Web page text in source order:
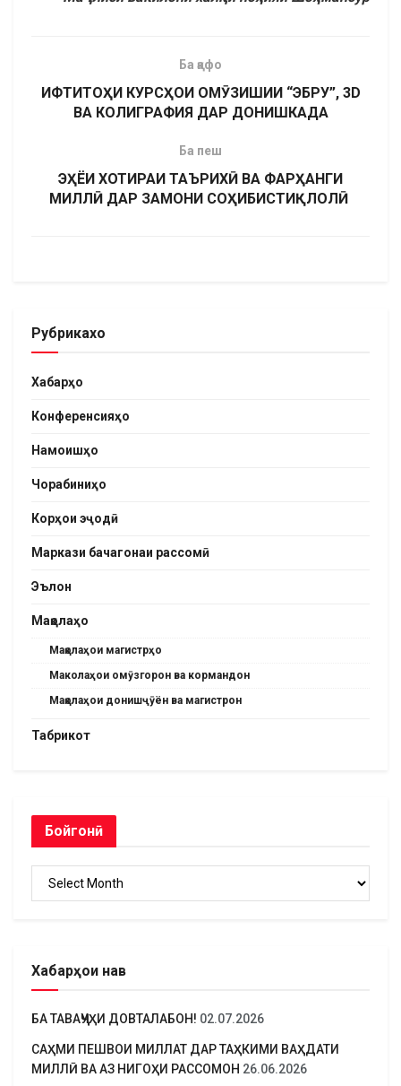
Ба қафо
ИФТИТОҲИ КУРСҲОИ ОМӮЗИШИИ “ЭБРУ”, 3D
ВА КОЛИГРАФИЯ ДАР ДОНИШКАДА
Ба пеш
ЭҲЁИ ХОТИРАИ ТАЪРИХӢ ВА ФАРҲАНГИ
МИЛЛӢ ДАР ЗАМОНИ СОҲИБИСТИҚЛОЛӢ
Рубрикахо
Хабарҳо
Конференсияҳо
Намоишҳо
Чорабиниҳо
Корҳои эҷодӣ
Маркази бачагонаи рассомӣ
Эълон
Мақолаҳо
Мақолаҳои магистрҳо
Маколаҳои омӯзгорон ва кормандон
Мақолаҳои донишҷӯён ва магистрон
Табрикот
Бойгонӣ
Хабарҳои нав
БА ТАВАҶҶУҲИ ДОВТАЛАБОН! 02.07.2026
САҲМИ ПЕШВОИ МИЛЛАТ ДАР ТАҲКИМИ ВАҲДАТИ
МИЛЛӢ ВА АЗ НИГОҲИ РАССОМОН 26.06.2026